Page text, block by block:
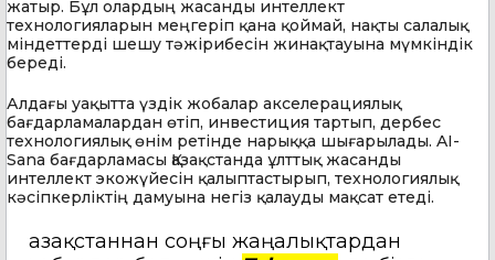
жатыр. Бұл олардың жасанды интеллект
технологияларын меңгеріп қана қоймай, нақты салалық
міндеттерді шешу тәжірибесін жинақтауына мүмкіндік
береді.
Алдағы уақытта үздік жобалар акселерациялық
бағдарламалардан өтіп, инвестиция тартып, дербес
технологиялық өнім ретінде нарыққа шығарылады. AI-
Sana бағдарламасы Қазақстанда ұлттық жасанды
интеллект экожүйесін қалыптастырып, технологиялық
кәсіпкерліктің дамуына негіз қалауды мақсат етеді.
Қазақстаннан соңғы жаңалықтардан